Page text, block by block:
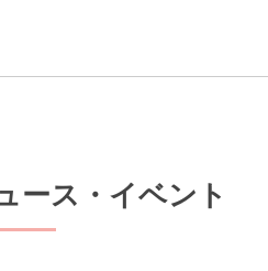
ース・イベント